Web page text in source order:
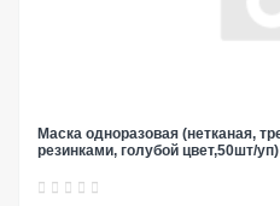
Маска одноразовая (нетканая,
резинками, голубой цвет,50шт/уп)